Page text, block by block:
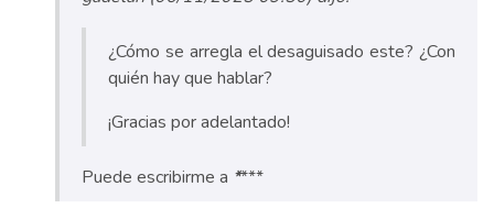
¿Cómo se arregla el desaguisado este? ¿Con
quién hay que hablar?
¡Gracias por adelantado!
Puede escribirme a ****